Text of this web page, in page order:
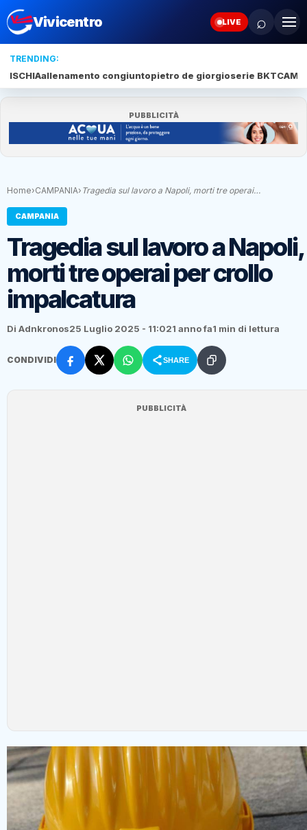
Vivicentro LIVE ⌕
TRENDING:
ISCHIAallenamento congiuntopietro de giorgioserie BKT
PUBBLICITÀ
Home›CAMPANIA› Tragedia sul lavoro a Napoli, morti tre operai…
CAMPANIA
Tragedia sul lavoro a Napoli,
morti tre operai per crollo
impalcatura
Di Adnkronos25 Luglio 2025 - 11:021 anno fa1 min di lettura
CONDIVIDI SHARE
PUBBLICITÀ